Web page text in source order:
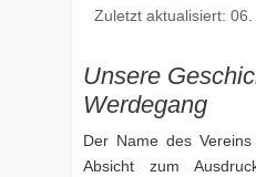
Zuletzt aktualisiert:
Unsere
Werdegang
Der Name des
Absicht zum